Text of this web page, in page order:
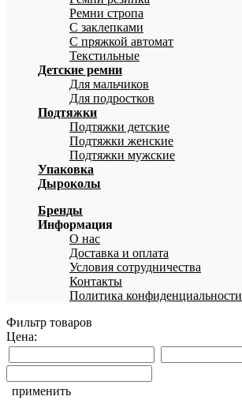
Ремни стропа
С заклепками
С пряжкой автомат
Текстильные
Детские ремни
Для мальчиков
Для подростков
Подтяжки
Подтяжки детские
Подтяжки женские
Подтяжки мужские
Упаковка
Дыроколы
Бренды
Информация
О нас
Доставка и оплата
Условия сотрудничества
Контакты
Политика конфиденциальности
Фильтр товаров
Цена:
применить